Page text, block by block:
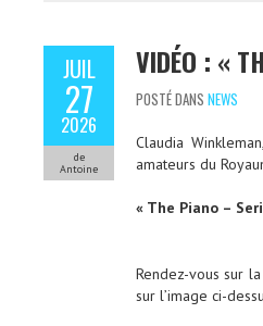
JUIL
27
2026
de
Antoine
VIDÉO : «
POSTÉ DANS NEWS
Claudia
amateurs du
« The Piano –
Rendez-vous sur
sur l’image ci-